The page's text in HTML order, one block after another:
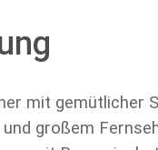
mit gemütlicher
großem